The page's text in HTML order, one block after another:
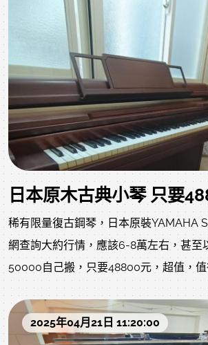
手的狀況坦誠給您了解，放心喔!以下詳
音，請詳閱，先做功課您想問的應該都
稀有限量復古鋼琴，日本原裝YAMAHA
網查詢大約行情，應該6-8萬左右，甚至
50000自己搬，只要48800元，超值，值
使用痕跡及傷痕，反應在售價上，避免
下方為回購當下狀況，目前整理ing，以
專業認證回收後當下的原始狀況就像去
2025年04月21日 11:20:00